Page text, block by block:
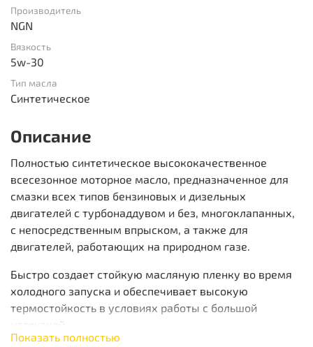
Производитель
NGN
Вязкость
5w-30
Тип масла
Синтетическое
Описание
Полностью синтетическое высококачественное
всесезонное моторное масло, предназначенное для
смазки всех типов бензиновых и дизельных
двигателей с турбонаддувом и без, многоклапанных,
с непосредственным впрыском, а также для
двигателей, работающих на природном газе.
Быстро создает стойкую масляную пленку во время
холодного запуска и обеспечивает высокую
термостойкость в условиях работы с большой
нагрузкой.
Показать полностью